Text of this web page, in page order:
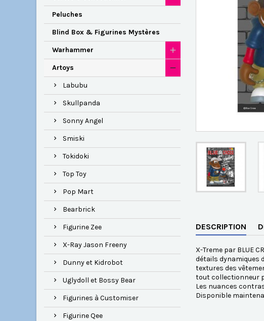
Peluches
Blind Box & Figurines Mystères
Warhammer
Artoys
Labubu
Skullpanda
Sonny Angel
Smiski
Tokidoki
Top Toy
Pop Mart
Bearbrick
Figurine Zee
X-Ray Jason Freeny
Dunny et Kidrobot
Uglydoll et Bossy Bear
Figurines à Customiser
Figurine Qee
DESCRIPTION
X-Treme par BLUE
détails dynamiques
textures des
tout collectionneur
Les nuances
Disponible